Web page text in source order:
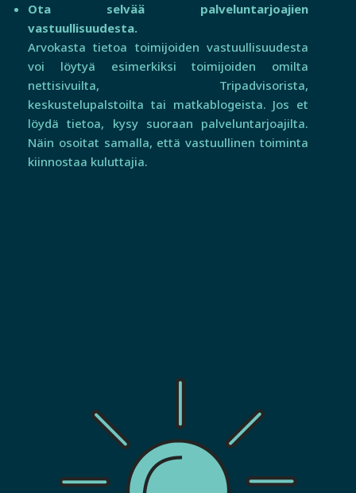
Ota selvää palveluntarjoajien
vastuullisuudesta.
Arvokasta tietoa toimijoiden vastuullisuudesta
voi löytyä esimerkiksi toimijoiden omilta
nettisivuilta, Tripadvisorista,
keskustelupalstoilta tai matkablogeista. Jos et
löydä tietoa, kysy suoraan palveluntarjoajilta.
Näin osoitat samalla, että vastuullinen toiminta
kiinnostaa kuluttajia.